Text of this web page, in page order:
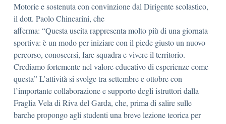
Motorie e sostenuta con convinzione dal Dirigente scolastico,
il dott. Paolo Chincarini, che
afferma: “Questa uscita rappresenta molto più di una giornata
sportiva: è un modo per iniziare con il piede giusto un nuovo
percorso, conoscersi, fare squadra e vivere il territorio.
Crediamo fortemente nel valore educativo di esperienze come
questa” L’attività si svolge tra settembre e ottobre con
l’importante collaborazione e supporto degli istruttori dalla
Fraglia Vela di Riva del Garda, che, prima di salire sulle
barche propongo agli studenti una breve lezione teorica per